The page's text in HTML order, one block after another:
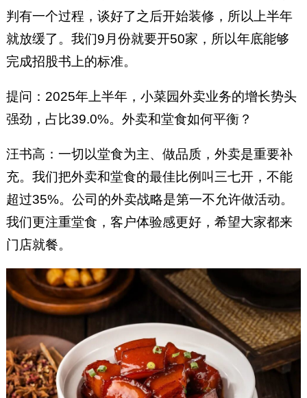
判有一个过程，谈好了之后开始装修，所以上半年
就放缓了。我们9月份就要开50家，所以年底能够
完成招股书上的标准。
提问：2025年上半年，小菜园外卖业务的增长势头
强劲，占比39.0%。外卖和堂食如何平衡？
汪书高：一切以堂食为主、做品质，外卖是重要补
充。我们把外卖和堂食的最佳比例叫三七开，不能
超过35%。公司的外卖战略是第一不允许做活动。
我们更注重堂食，客户体验感更好，希望大家都来
门店就餐。